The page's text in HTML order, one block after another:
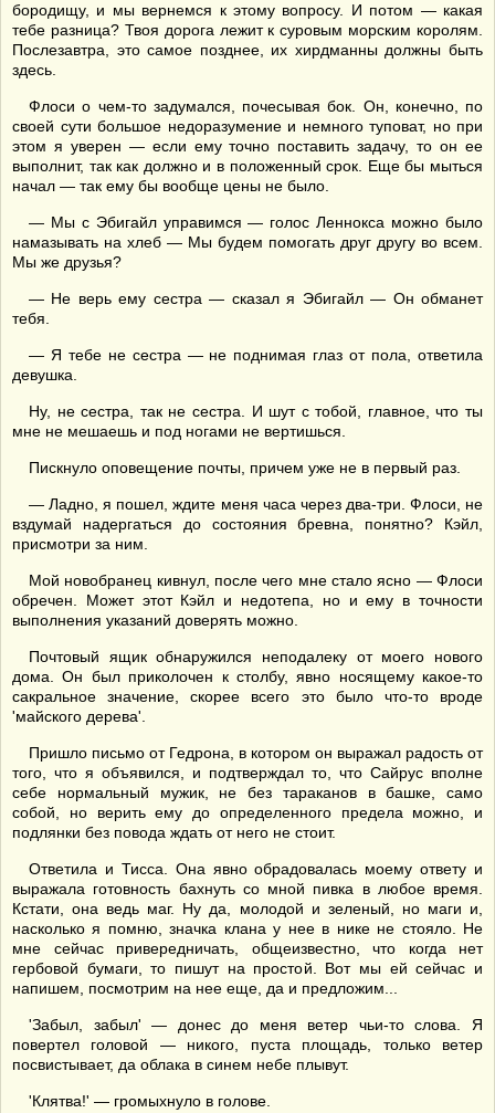
бородищу, и мы вернемся к этому вопросу. И потом — какая
тебе разница? Твоя дорога лежит к суровым морским королям.
Послезавтра, это самое позднее, их хирдманны должны быть
здесь.
Флоси о чем-то задумался, почесывая бок. Он, конечно, по
своей сути большое недоразумение и немного туповат, но при
этом я уверен — если ему точно поставить задачу, то он ее
выполнит, так как должно и в положенный срок. Еще бы мыться
начал — так ему бы вообще цены не было.
— Мы с Эбигайл управимся — голос Леннокса можно было
намазывать на хлеб — Мы будем помогать друг другу во всем.
Мы же друзья?
— Не верь ему сестра — сказал я Эбигайл — Он обманет
тебя.
— Я тебе не сестра — не поднимая глаз от пола, ответила
девушка.
Ну, не сестра, так не сестра. И шут с тобой, главное, что ты
мне не мешаешь и под ногами не вертишься.
Пискнуло оповещение почты, причем уже не в первый раз.
— Ладно, я пошел, ждите меня часа через два-три. Флоси, не
вздумай надергаться до состояния бревна, понятно? Кэйл,
присмотри за ним.
Мой новобранец кивнул, после чего мне стало ясно — Флоси
обречен. Может этот Кэйл и недотепа, но и ему в точности
выполнения указаний доверять можно.
Почтовый ящик обнаружился неподалеку от моего нового
дома. Он был приколочен к столбу, явно носящему какое-то
сакральное значение, скорее всего это было что-то вроде
'майского дерева'.
Пришло письмо от Гедрона, в котором он выражал радость от
того, что я объявился, и подтверждал то, что Сайрус вполне
себе нормальный мужик, не без тараканов в башке, само
собой, но верить ему до определенного предела можно, и
подлянки без повода ждать от него не стоит.
Ответила и Тисса. Она явно обрадовалась моему ответу и
выражала готовность бахнуть со мной пивка в любое время.
Кстати, она ведь маг. Ну да, молодой и зеленый, но маги и,
насколько я помню, значка клана у нее в нике не стояло. Не
мне сейчас привередничать, общеизвестно, что когда нет
гербовой бумаги, то пишут на простой. Вот мы ей сейчас и
напишем, посмотрим на нее еще, да и предложим...
'Забыл, забыл' — донес до меня ветер чьи-то слова. Я
повертел головой — никого, пуста площадь, только ветер
посвистывает, да облака в синем небе плывут.
'Клятва!' — громыхнуло в голове.